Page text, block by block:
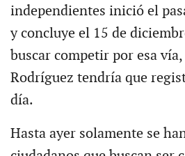
independientes inició el
y concluye el 15 de
buscar competir por esa vía,
Rodríguez tendría que
día.
Hasta ayer solamente se